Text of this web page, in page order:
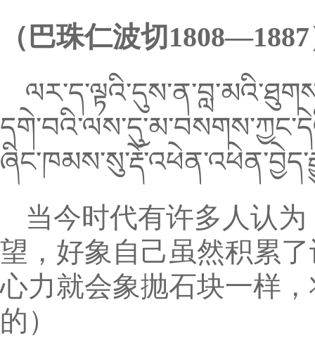
（巴珠仁波切
当今时代有许多人认
望，好象自己虽然积累
心力就会象抛石块一样
的）